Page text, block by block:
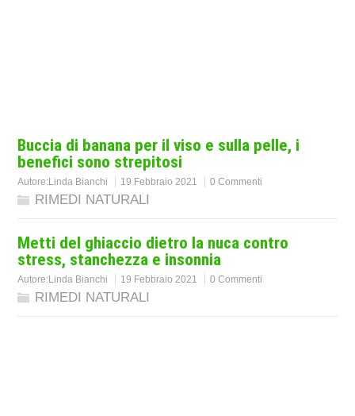
Buccia di banana per il viso e sulla pelle, i
benefici sono strepitosi
Autore:Linda Bianchi 19 Febbraio 2021 0 Commenti
RIMEDI NATURALI
Metti del ghiaccio dietro la nuca contro
stress, stanchezza e insonnia
Autore:Linda Bianchi 19 Febbraio 2021 0 Commenti
RIMEDI NATURALI